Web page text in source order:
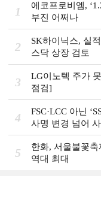
1
에코프로비엠,
부진 어쩌나
2
SK하이닉스, 실
스닥 상장 검토
3
LG이노텍 주가
점검]
4
FSC·LCC 아닌
사명 변경 넘어
5
한화, 서울불꽃
역대 최대